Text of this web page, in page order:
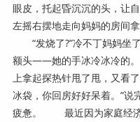
眼皮，托起昏沉沉的头，让
左摇右摆地走向妈妈的房间
“发烧了?”冷不丁妈妈坐
额头——她的手冰冷冰冷的。
上拿起探热针甩了甩，又看
冰袋，你回房好好呆着。”说
疲惫。 最近因为家庭经济